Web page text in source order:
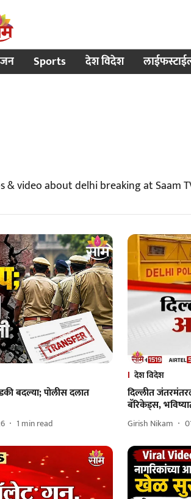
Sports देश विदेश
& video about delhi breaking at Saam
बदल्या; पोलीस दलात
1 min read
देश विदेश
दिल्लीत
बॅरिकेड्स,
Girish Nikam